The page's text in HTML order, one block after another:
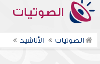
الصوتيات
الصوتيات الأناشيد